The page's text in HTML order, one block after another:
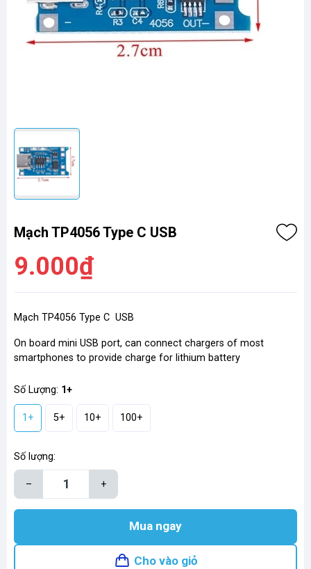
Mạch TP4056 Type C USB
9.000₫
Mạch TP4056 Type C USB
On board mini USB port, can connect chargers of most
smartphones to provide charge for lithium battery
Số Lượng: 1+
1+ 5+ 10+ 100+
Số lượng:
– +
Mua ngay
Cho vào giỏ